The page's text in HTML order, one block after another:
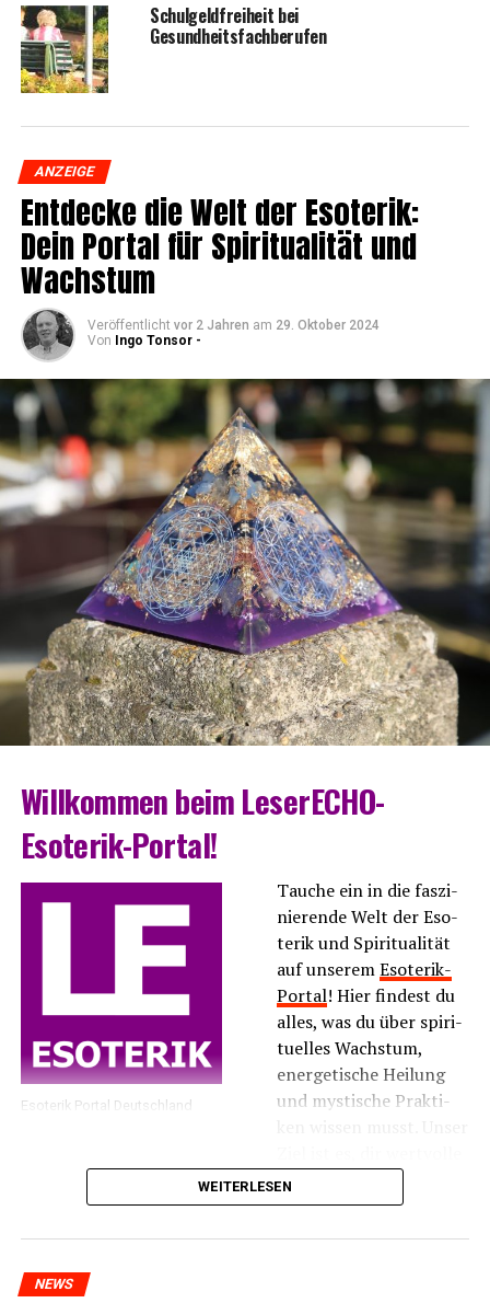
Schul­geld­frei­heit bei
Gesundheitsfachberufen
ANZEIGE
Ent­de­cke die Welt der Eso­te­rik:
Dein Por­tal für Spi­ri­tua­li­tät und
Wachstum
Veröffentlicht vor 2 Jahren am 29. Oktober 2024
Von
Ingo Tonsor -
Will­kom­men beim LeserECHO-
Esoterik-Portal!
Eso­te­rik Por­tal Deutschland
Tau­che ein in die fas­zi­
nie­ren­de Welt der Eso­
te­rik und Spi­ri­tua­li­tät
auf unse­remEso­te­rik-
Por­tal! Hier fin­dest du
alles, was du über spi­ri­
tu­el­les Wachs­tum,
ener­ge­ti­sche Hei­lung
und mys­ti­sche Prak­ti­
Infor­ma­tio­nen und
Inspi­ra­tio­nen zu bie­ten, die dir hel­fen, dei­ne inne­re
WEITERLESEN
NEWS